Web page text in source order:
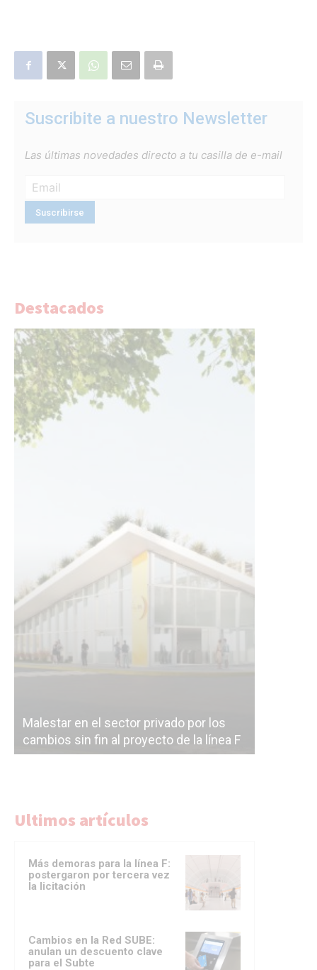
Suscribite a nuestro Newsletter
Las últimas novedades directo a tu casilla de e-mail
Destacados
Línea Mitre: dieron oficialmente de baja
la construcción de la estación Nordelta
Ultimos artículos
Más demoras para la línea F:
postergaron por tercera vez
la licitación
Cambios en la Red SUBE:
anulan un descuento clave
para el Subte